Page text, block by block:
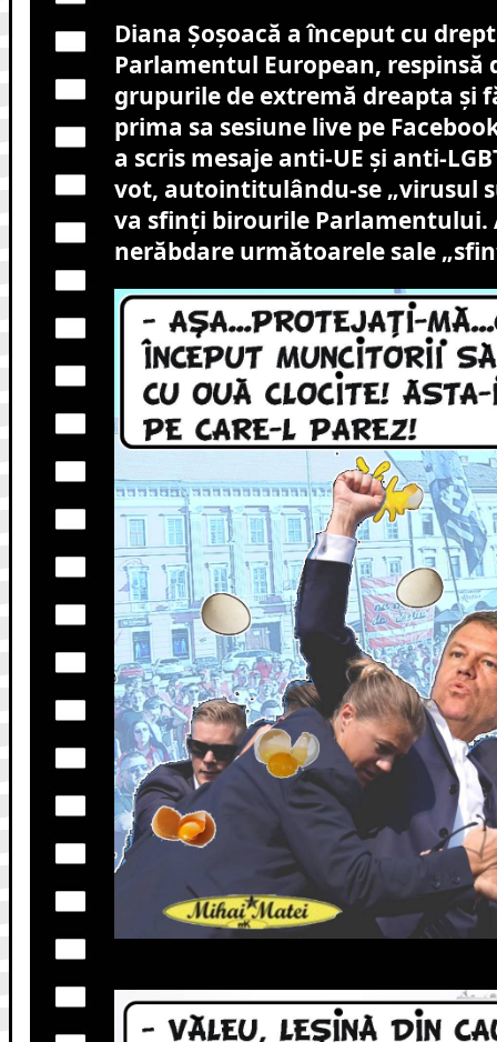
Diana Șoșoacă a început cu
Parlamentul European, respinsă
grupurile de extremă dreapta și
prima sa sesiune live pe
a scris mesaje anti-UE și anti-
vot, autointitulându-se „virusul
va sfinți birourile Parlamentului.
nerăbdare următoarele sale